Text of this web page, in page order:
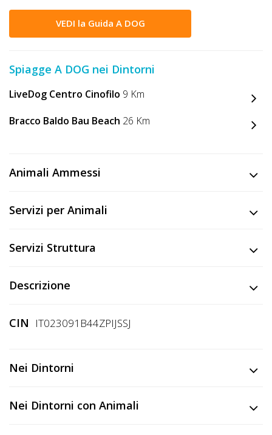
CHIEDI
CODICE
Video
Tutorial
Noi
Inserisci
Attività
Accedi
Registrati
VEDI la Guida A DOG
Spiagge A DOG nei Dintorni
LiveDog Centro Cinofilo 9 Km
Bracco Baldo Bau Beach 26 Km
Animali Ammessi
Servizi per Animali
Servizi Struttura
Descrizione
CIN IT023091B44ZPIJSSJ
Nei Dintorni
Nei Dintorni con Animali